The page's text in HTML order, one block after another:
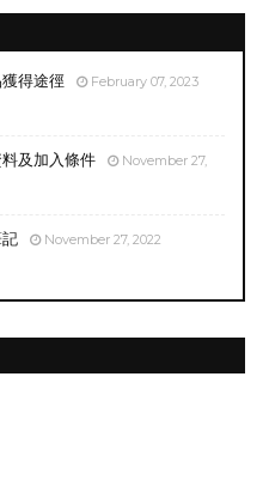
得途徑 February 07, 2023
及加入條件
November 27,
November 27, 2022